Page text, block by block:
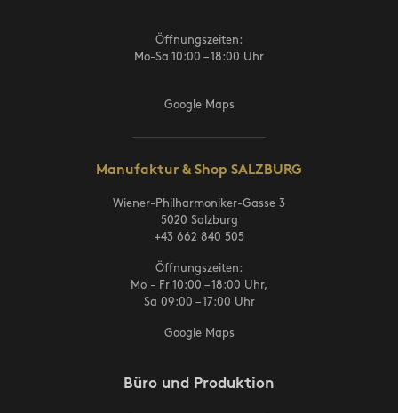
Öffnungszeiten:
Mo-Sa 10:00 – 18:00 Uhr
Google Maps
Manufaktur & Shop SALZBURG
Wiener-Philharmoniker-Gasse 3
5020 Salzburg
+43 662 840 505
Öffnungszeiten:
Mo - Fr 10:00 – 18:00 Uhr,
Sa 09:00 – 17:00 Uhr
Google Maps
Büro und Produktion